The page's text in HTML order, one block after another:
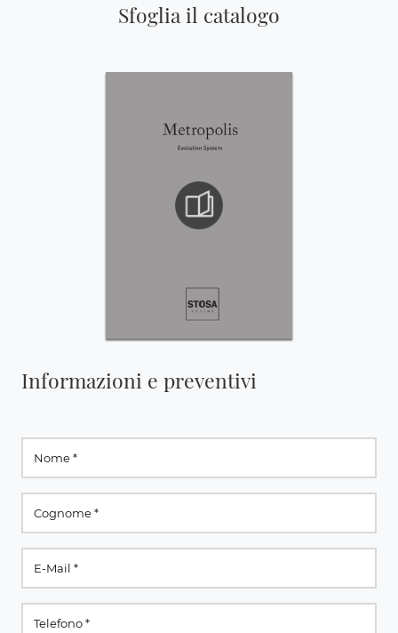
Sfoglia il catalogo
Informazioni e preventivi